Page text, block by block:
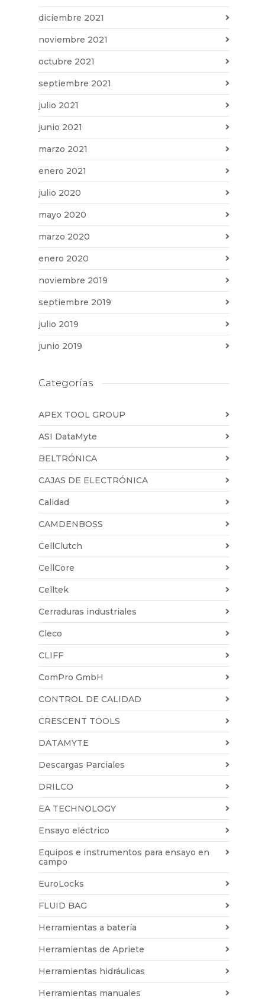
diciembre 2021
noviembre 2021
octubre 2021
septiembre 2021
julio 2021
junio 2021
marzo 2021
enero 2021
julio 2020
mayo 2020
marzo 2020
enero 2020
noviembre 2019
septiembre 2019
julio 2019
junio 2019
Categorías
APEX TOOL GROUP
ASI DataMyte
BELTRÓNICA
CAJAS DE ELECTRÓNICA
Calidad
CAMDENBOSS
CellClutch
CellCore
Celltek
Cerraduras industriales
Cleco
CLIFF
ComPro GmbH
CONTROL DE CALIDAD
CRESCENT TOOLS
DATAMYTE
Descargas Parciales
DRILCO
EA TECHNOLOGY
Ensayo eléctrico
Equipos e instrumentos para ensayo en
campo
EuroLocks
FLUID BAG
Herramientas a batería
Herramientas de Apriete
Herramientas hidráulicas
Herramientas manuales